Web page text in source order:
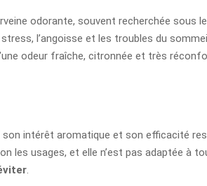
odorante, souvent recherchée sous
l’angoisse et les troubles du
odeur fraîche, citronnée et très
intérêt aromatique et son efficacité
les usages, et elle n’est pas adaptée à